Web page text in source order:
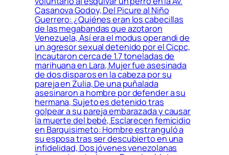
Casanova Godoy, Del Picure al Niño
Guerrero: ¿Quiénes eran los cabecillas
de las megabandas que azotaron
Venezuela, Así era el modus operandi de
un agresor sexual detenido por el Cicpc,
Incautaron cerca de 1.7 toneladas de
marihuana en Lara, Mujer fue asesinada
de dos disparos en la cabeza por su
pareja en Zulia, De una puñalada
asesinaron a hombre por defender a su
hermana, Sujeto es detenido tras
golpear a su pareja embarazada y causar
la muerte del bebé, Esclarecen femicidio
en Barquisimeto: Hombre estranguló a
su esposa tras ser descubierto en una
infidelidad, Dos jóvenes venezolanas